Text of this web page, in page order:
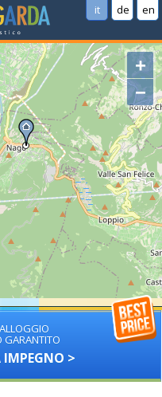
it de en
+
−
GARANTITO
IMPEGNO >